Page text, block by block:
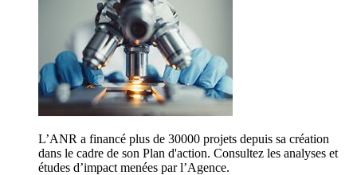
L’ANR a financé plus de 30000 projets depuis sa création
dans le cadre de son Plan d'action. Consultez les analyses et
études d’impact menées par l’Agence.